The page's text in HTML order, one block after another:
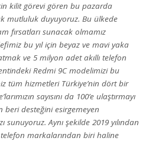
kilit görevi gören bu pazarda
mutluluk duyuyoruz. Bu ülkede
fırsatları sunacak olmamız
bu yıl için beyaz ve mavi yaka
ve 5 milyon adet akıllı telefon
Redmi 9C modelimizi bu
tüm hizmetleri Türkiye’nin dört bir
sayısını da 100’e ulaştırmayı
beri desteğini esirgemeyen
sunuyoruz. Aynı şekilde 2019 yılından
markalarından biri haline